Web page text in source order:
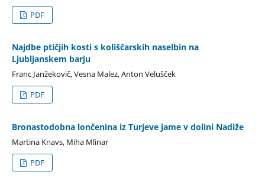
PDF
Najdbe ptičjih kosti s koliščarskih naselbin na
Ljubljanskem barju
Franc Janžekovič, Vesna Malez, Anton Velušček
PDF
Bronastodobna lončenina iz Turjeve jame v dolini Nadiže
Martina Knavs, Miha Mlinar
PDF